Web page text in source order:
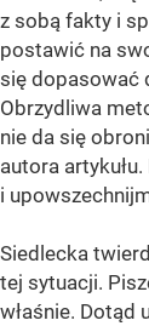
z sobą fakty i
postawić na
się dopasować
Obrzydliwa
nie da się
autora
i
Siedlecka
tej sytuacji.
właśnie. Dotąd